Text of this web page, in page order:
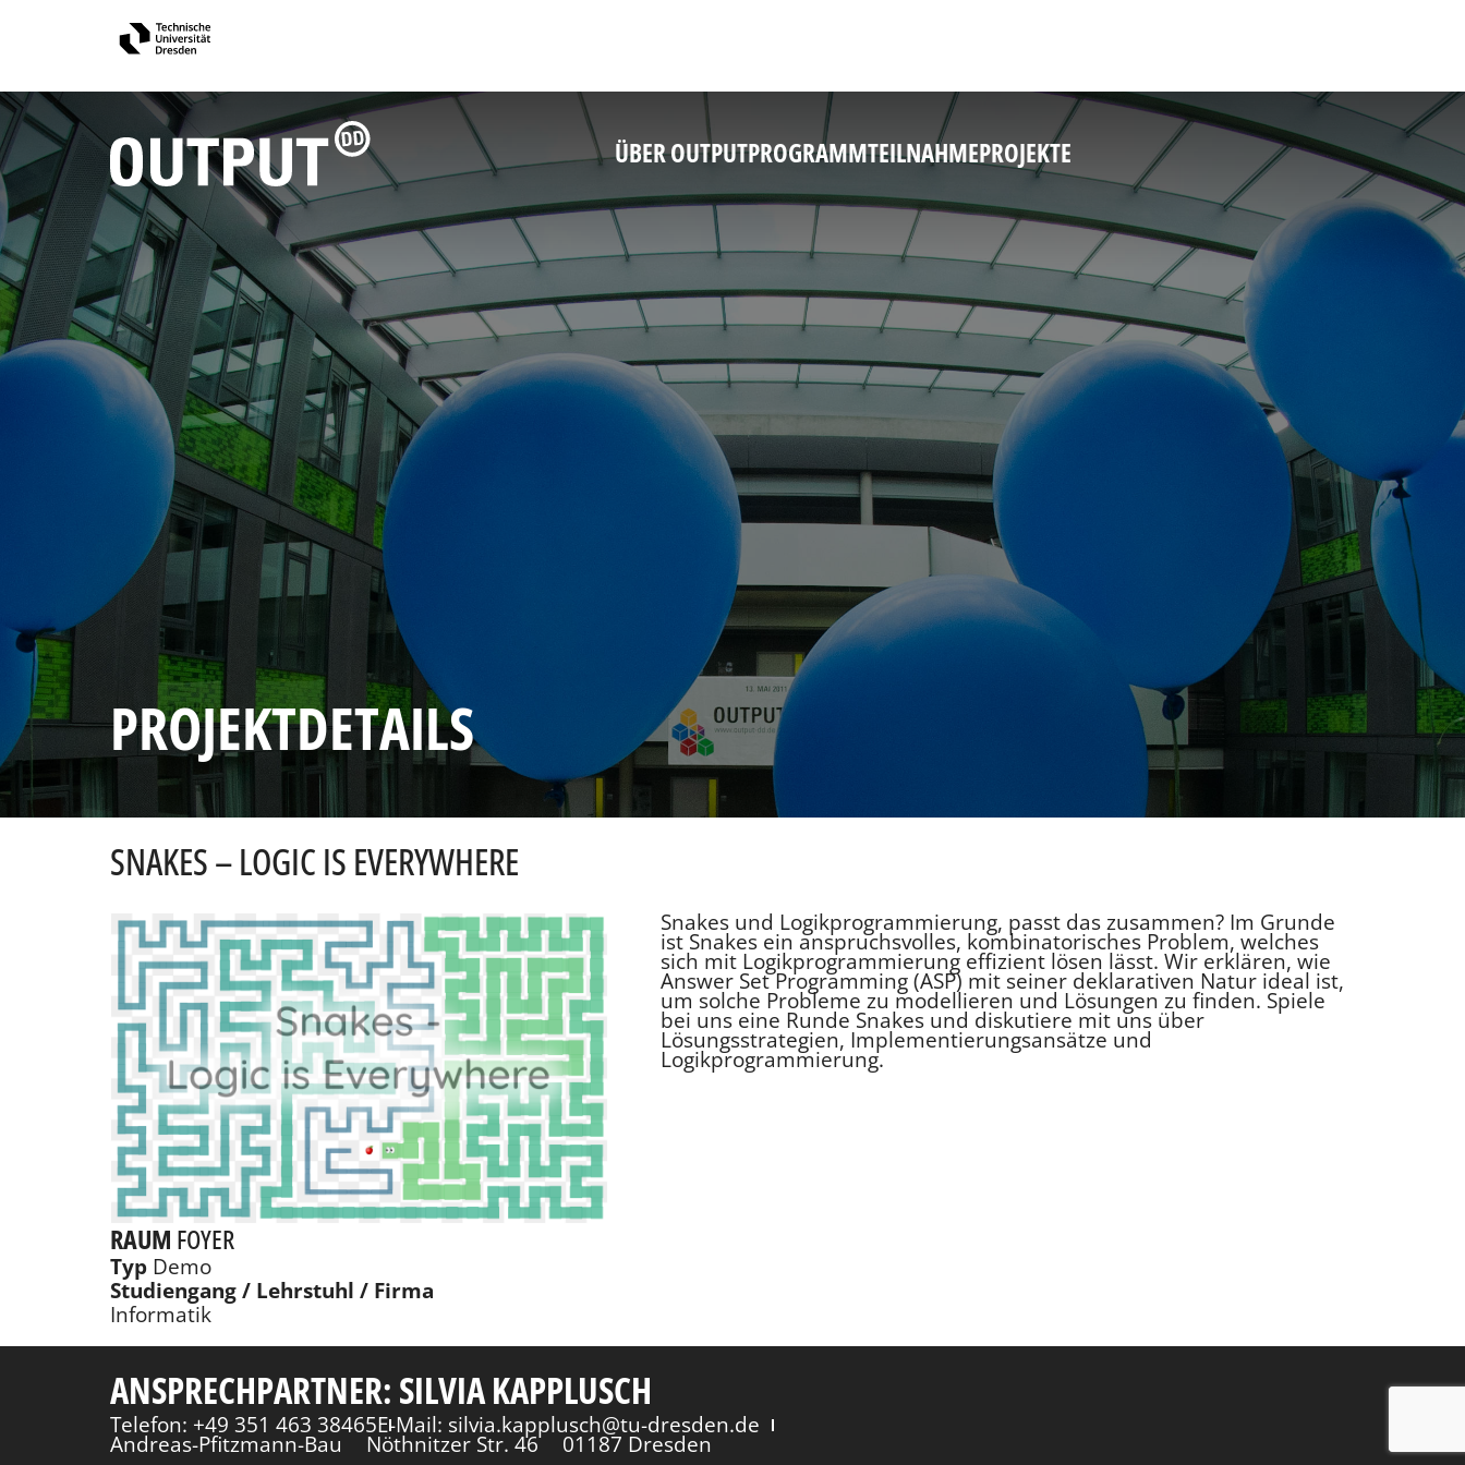
ÜBER OUTPUTPROGRAMMTEILNAHMEPROJEKTE
PROJEKTDETAILS
SNAKES – LOGIC IS EVERYWHERE
RAUM FOYER
TypDemo
Studiengang / Lehrstuhl / Firma
Informatik
Snakes und Logikprogrammierung, passt das zusammen? Im Grunde
ist Snakes ein anspruchsvolles, kombinatorisches Problem, welches
sich mit Logikprogrammierung effizient lösen lässt. Wir erklären, wie
Answer Set Programming (ASP) mit seiner deklarativen Natur ideal ist,
um solche Probleme zu modellieren und Lösungen zu finden. Spiele
bei uns eine Runde Snakes und diskutiere mit uns über
Lösungsstrategien, Implementierungsansätze und
Logikprogrammierung.
ANSPRECHPARTNER: SILVIA KAPPLUSCH
Telefon: +49 351 463 38465E-Mail: silvia.kapplusch@tu-dresden.de
Andreas-Pfitzmann-Bau Nöthnitzer Str. 46 01187 Dresden